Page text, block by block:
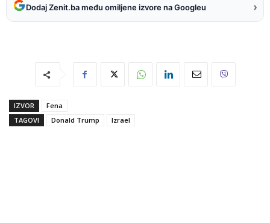
Dodaj Zenit.ba među omiljene izvore na Googleu ›
IZVOR
Fena
TAGOVI
Donald Trump Izrael